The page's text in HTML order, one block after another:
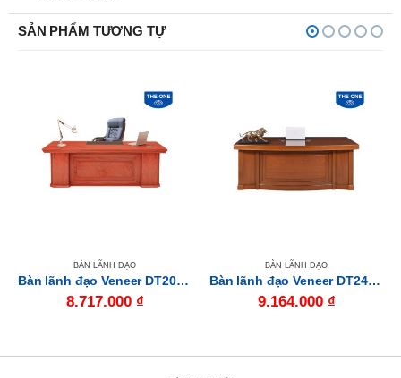
SẢN PHẨM TƯƠNG TỰ
BÀN LÃNH ĐẠO
Bàn lãnh đạo Veneer DT2010V5
8.717.000 ₫
BÀN LÃNH ĐẠO
Bàn lãnh đạo Veneer DT2411V12
9.164.000 ₫